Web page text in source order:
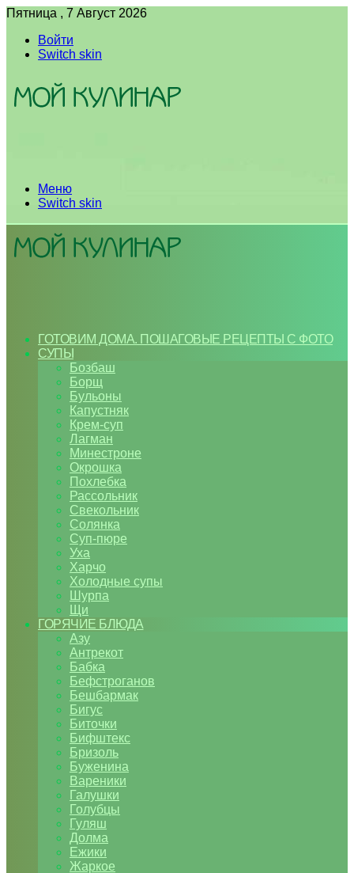
Пятница , 7 Август 2026
Войти
Switch skin
Меню
Switch skin
ГОТОВИМ ДОМА. ПОШАГОВЫЕ РЕЦЕПТЫ С ФОТО
СУПЫ
Бозбаш
Борщ
Бульоны
Капустняк
Крем-суп
Лагман
Минестроне
Окрошка
Похлебка
Рассольник
Свекольник
Солянка
Суп-пюре
Уха
Харчо
Холодные супы
Шурпа
Щи
ГОРЯЧИЕ БЛЮДА
Азу
Антрекот
Бабка
Бефстроганов
Бешбармак
Бигус
Биточки
Бифштекс
Бризоль
Буженина
Вареники
Галушки
Голубцы
Гуляш
Долма
Ежики
Жаркое